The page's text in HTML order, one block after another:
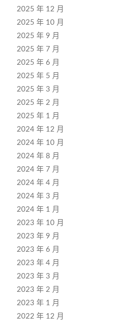
2025 年 12 月
2025 年 10 月
2025 年 9 月
2025 年 7 月
2025 年 6 月
2025 年 5 月
2025 年 3 月
2025 年 2 月
2025 年 1 月
2024 年 12 月
2024 年 10 月
2024 年 8 月
2024 年 7 月
2024 年 4 月
2024 年 3 月
2024 年 1 月
2023 年 10 月
2023 年 9 月
2023 年 6 月
2023 年 4 月
2023 年 3 月
2023 年 2 月
2023 年 1 月
2022 年 12 月